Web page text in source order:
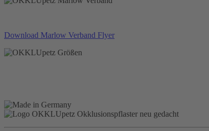
Download Marlow Verband Flyer